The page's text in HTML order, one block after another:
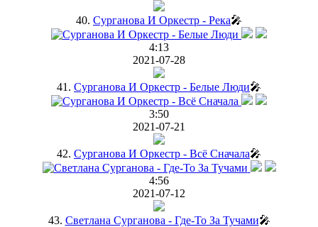
40. Сурганова И Оркестр - Река🎤
4:13
2021-07-28
41. Сурганова И Оркестр - Белые Люди🎤
3:50
2021-07-21
42. Сурганова И Оркестр - Всё Сначала🎤
4:56
2021-07-12
43. Светлана Сурганова - Где-То За Тучами🎤